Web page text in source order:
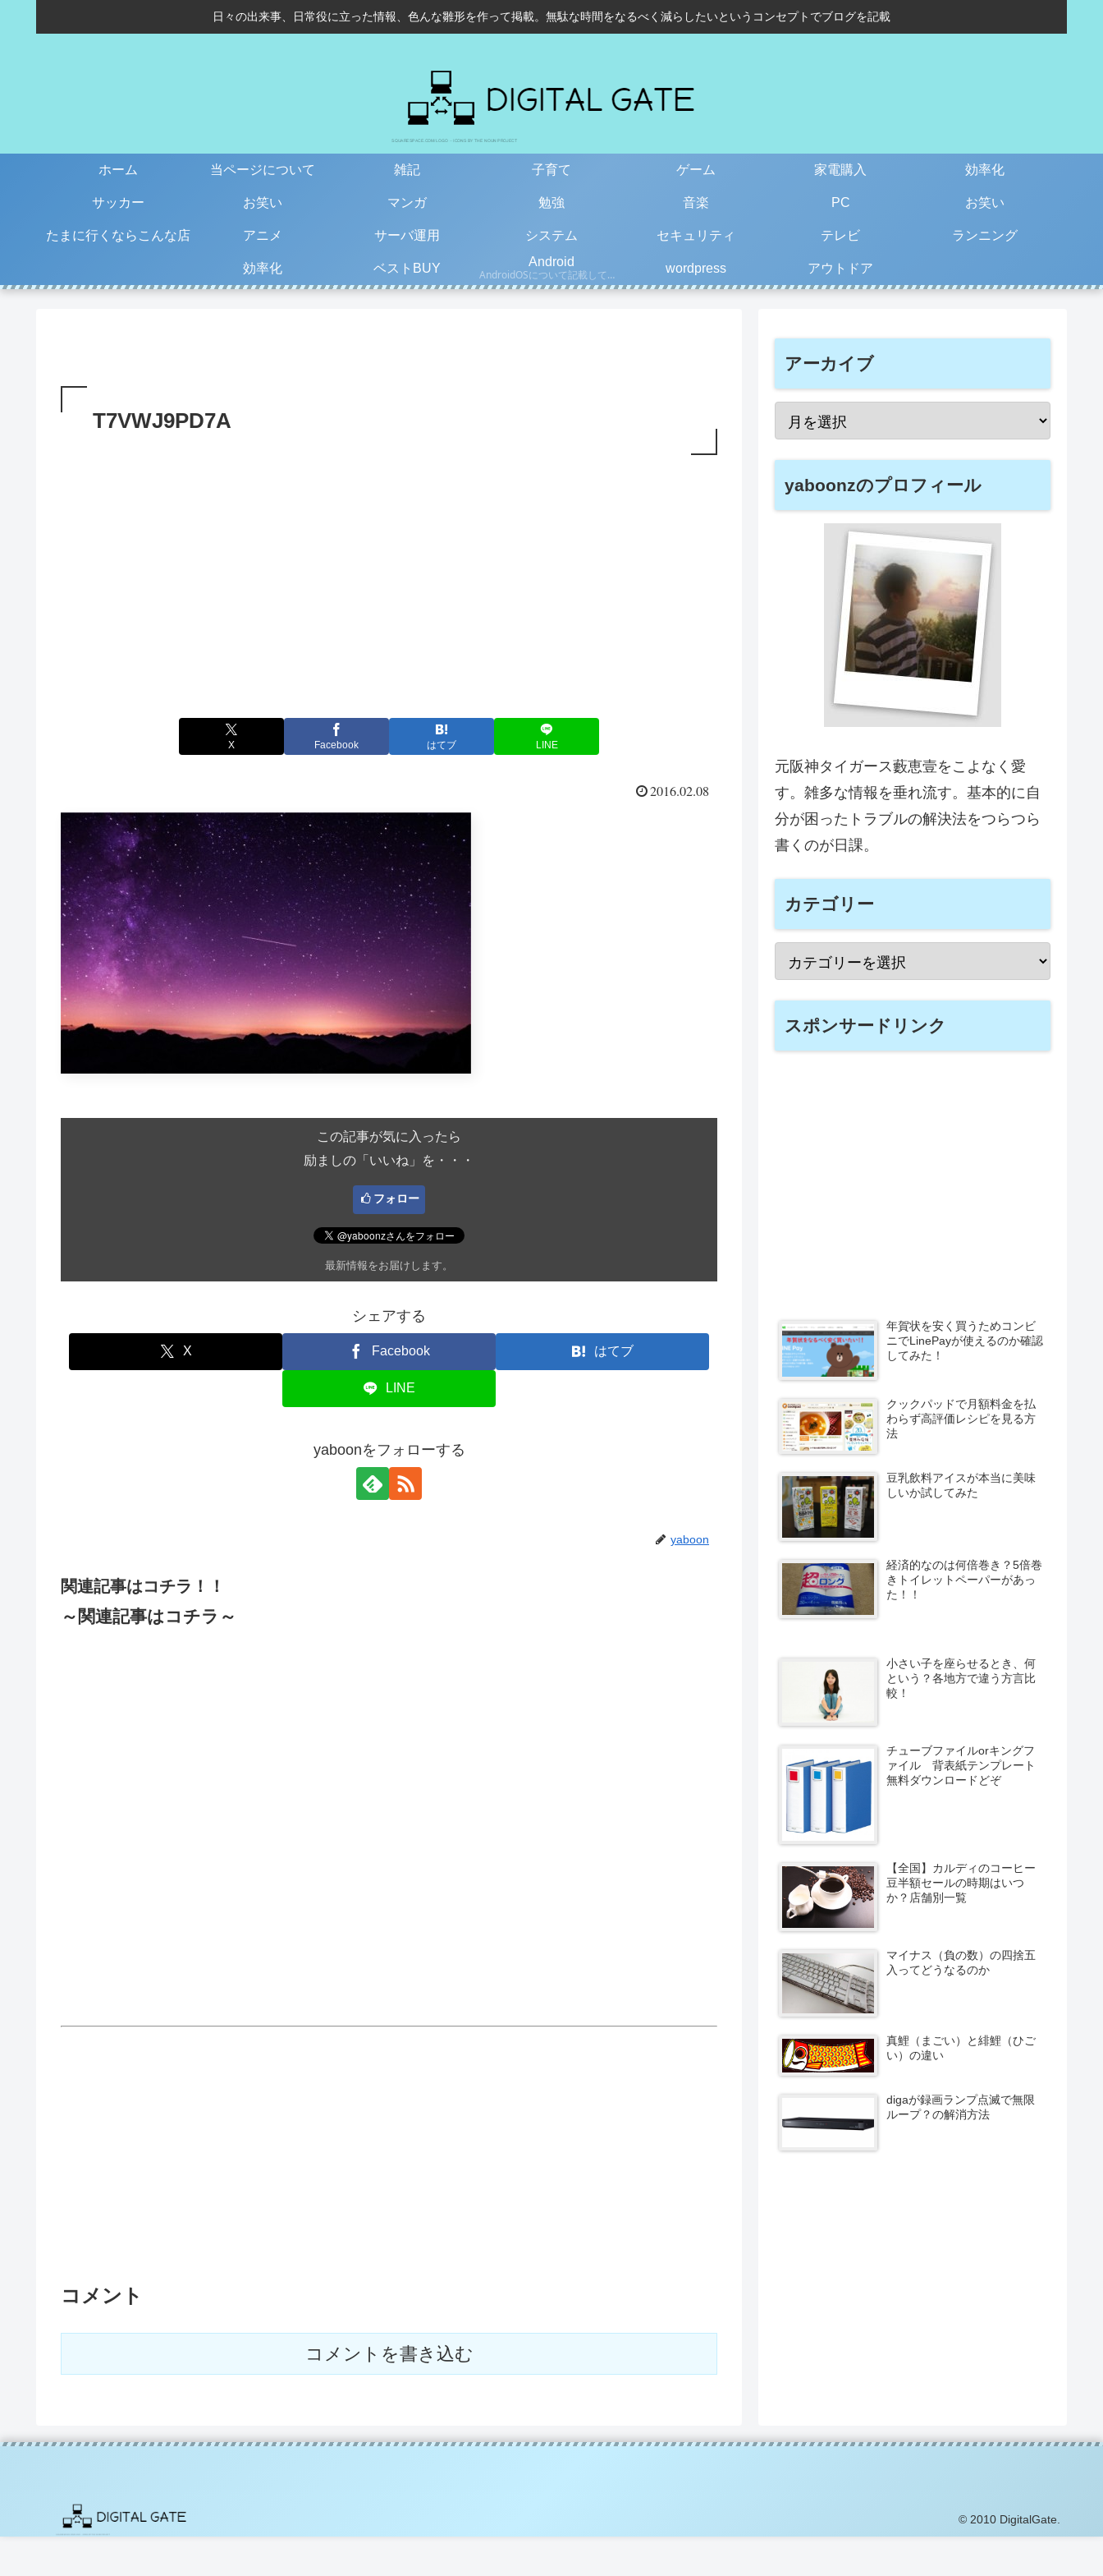
日々の出来事、日常役に立った情報、色んな雛形を作って掲載。無駄な時間をなるべく減らしたいというコンセプトでブログを記載
ホーム 当ページについて 雑記 子育て ゲーム 家電購入 効率化
サッカー お笑い マンガ 勉強 音楽 PC お笑い
たまに行くならこんな店 アニメ サーバ運用 システム セキュリティ テレビ ランニング
効率化 ベストBUY
Android
AndroidOSについて記載しています。古い情報もあるので、更新日を確認して下さい。
wordpress アウトドア
T7VWJ9PD7A
X Facebook はてブ LINE
2016.02.08
この記事が気に入ったら
励ましの「いいね」を・・・
フォロー
最新情報をお届けします。
シェアする
X Facebook はてブ
LINE
yaboonをフォローする
yaboon
関連記事はコチラ！！
～関連記事はコチラ～
コメント
コメントを書き込む
アーカイブ
yaboonzのプロフィール
元阪神タイガース藪恵壹をこよなく愛
す。雑多な情報を垂れ流す。基本的に自
分が困ったトラブルの解決法をつらつら
書くのが日課。
カテゴリー
スポンサードリンク
年賀状を安く買うためコンビ
ニでLinePayが使えるのか確認
してみた！
クックパッドで月額料金を払
わらず高評価レシピを見る方
法
豆乳飲料アイスが本当に美味
しいか試してみた
経済的なのは何倍巻き？5倍巻
きトイレットペーパーがあっ
た！！
小さい子を座らせるとき、何
という？各地方で違う方言比
較！
チューブファイルorキングフ
ァイル 背表紙テンプレート
無料ダウンロードどぞ
【全国】カルディのコーヒー
豆半額セールの時期はいつ
か？店舗別一覧
マイナス（負の数）の四捨五
入ってどうなるのか
真鯉（まごい）と緋鯉（ひご
い）の違い
digaが録画ランプ点滅で無限
ループ？の解消方法
© 2010 DigitalGate.